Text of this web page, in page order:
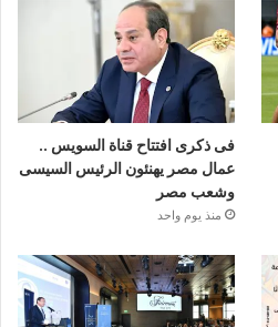
فى ذكرى افتتاح قناة السويس ..
عمال مصر يهنئون الرئيس السيسى
وشعب مصر
منذ يوم واحد